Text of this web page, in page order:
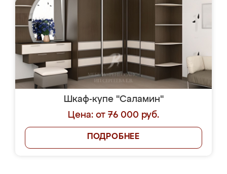
Шкаф-купе "Саламин"
Цена: от 76 000 руб.
ПОДРОБНЕЕ